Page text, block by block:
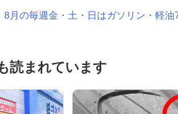
8月の毎週金・土・日はガソリン・軽
読まれています